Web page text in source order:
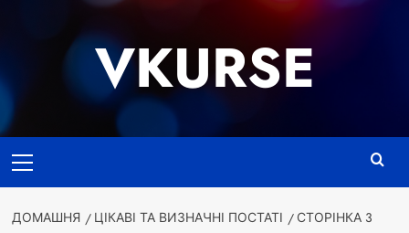
VKURSE
меню
ДОМАШНЯ ЦІКАВІ ТА ВИЗНАЧНІ ПОСТАТІ СТОРІНКА 3